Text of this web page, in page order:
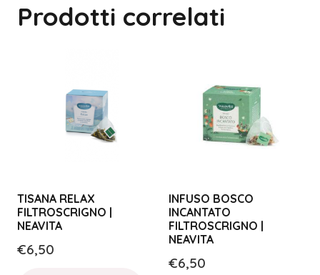
Prodotti correlati
TISANA RELAX
FILTROSCRIGNO |
NEAVITA
€6,50
INFUSO BOSCO
INCANTATO
FILTROSCRIGNO |
NEAVITA
€6,50